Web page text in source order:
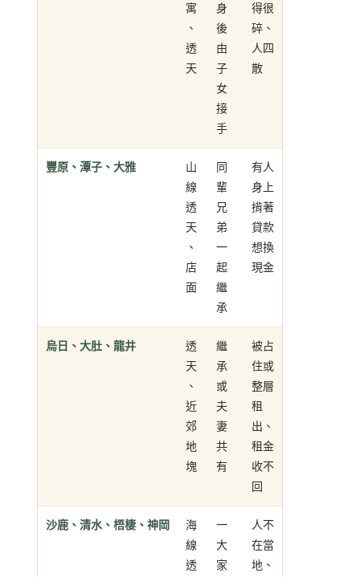
寓
、
透
天
身
後
由
子
女
接
手
得很
碎、
人四
散
豐原、潭子、大雅
山
線
透
天
、
店
面
同
輩
兄
弟
一
起
繼
承
有人
身上
揹著
貸款
想換
現金
烏日、大肚、龍井
透
天
、
近
郊
地
塊
繼
承
或
夫
妻
共
有
被占
住或
整層
租
出、
租金
收不
回
沙鹿、清水、梧棲、神岡
海
線
透
一
大
家
人不
在當
地、